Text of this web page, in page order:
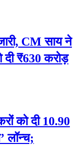
CM साय ने
दी ₹630 करोड़
को दी 10.90
लॉन्च;